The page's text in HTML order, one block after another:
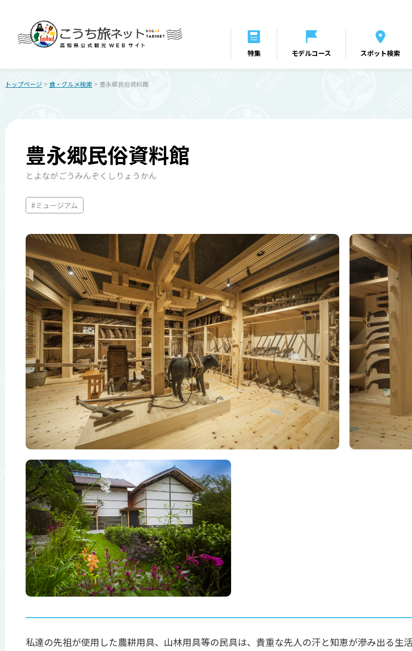
特集 モデルコース スポット検索
トップページ > 食・グルメ検索 > 豊永郷民俗資料館
豊永郷民俗資料館
とよながごうみんぞくしりょうかん
#ミュージアム
私達の先祖が使用した農耕用具、山林用具等の民具は、貴重な先人の汗と知恵が滲み出る生